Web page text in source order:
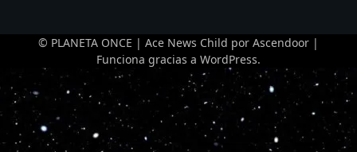
© PLANETA ONCE | Ace News Child por Ascendoor |
Funciona gracias a WordPress.